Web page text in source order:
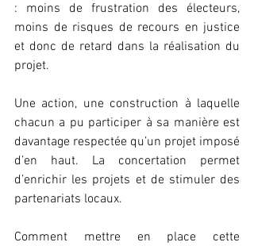
: moins de frustration des électeurs,
moins de risques de recours en justice
et donc de retard dans la réalisation du
projet.
Une action, une construction à laquelle
chacun a pu participer à sa manière est
davantage respectée qu’un projet imposé
d’en haut. La concertation permet
d’enrichir les projets et de stimuler des
partenariats locaux.
Comment mettre en place cette